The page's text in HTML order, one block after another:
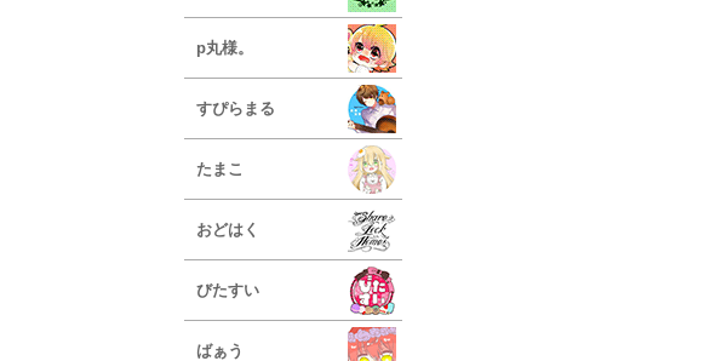
p丸様。
すぴらまる
たまこ
おどはく
びたすい
ばぁう